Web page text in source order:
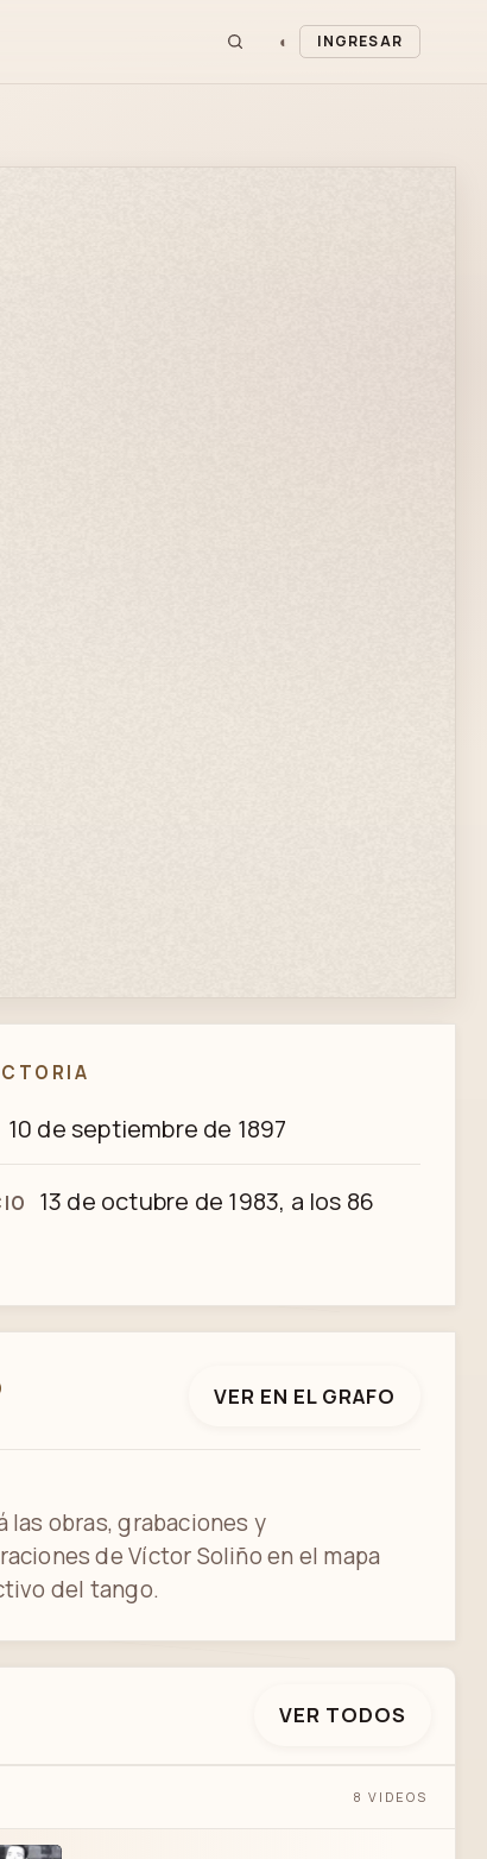
◐ INGRESAR
10 de septiembre de 1897
13 de octubre de 1983, a los 86
VER EN EL GRAFO
las obras, grabaciones y
de Víctor Soliño en el mapa
del tango.
VER TODOS
8 VIDEOS